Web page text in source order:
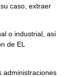
caso, extraer
o industrial, así
de EL
administraciones